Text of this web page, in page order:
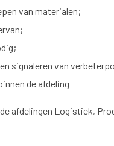
van materialen;
signaleren van
de afdeling
afdelingen Logistiek,